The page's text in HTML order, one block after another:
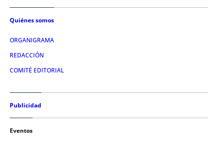
Quiénes somos
ORGANIGRAMA
REDACCIÓN
COMITÉ EDITORIAL
Publicidad
Eventos